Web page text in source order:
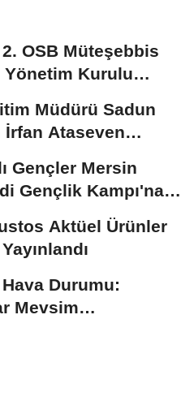
OSB Müteşebbis
Yönetim Kurulu
Gerçekleştirildi
Müdürü Sadun
İrfan Ataseven
Gençler Mersin
Gençlik Kampı'na
Aktüel Ürünler
Durumu:
Mevsim